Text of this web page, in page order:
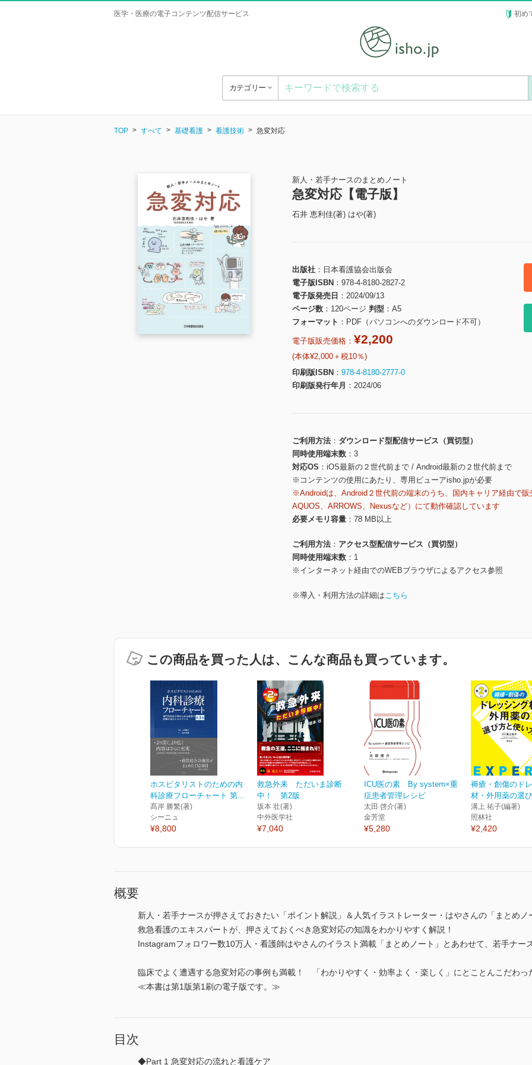
医学・医療の電子コンテンツ配信サービス 初め
カテゴリー
TOP すべて 基礎看護 看護技術 急変対応
新人・若手ナースのまとめノート
急変対応【電子版】
石井 恵利佳(著) はや(著)
出版社
日本看護協会出版会
電子版ISBN
978-4-8180-2827-2
電子版発売日
2024/09/13
ページ数
120ページ 判型
A5
フォーマット
PDF（パソコンへのダウンロード不可）
電子版販売価格： ¥2,200
(本体¥2,000＋税10％)
印刷版ISBN
978-4-8180-2777-0
印刷版発行年月
2024/06
ご利用方法
ダウンロード型配信サービス（買切型）
同時使用端末数
3
対応OS
iOS最新の２世代前まで / Android最新の２世代前まで
※コンテンツの使用にあたり、専用ビューアisho.jpが必要
※Androidは、Android２世代前の端末のうち、国内キャリア経由で
AQUOS、ARROWS、Nexusなど）にて動作確認しています
必要メモリ容量
78 MB以上
ご利用方法
アクセス型配信サービス（買切型）
同時使用端末数
1
※インターネット経由でのWEBブラウザによるアクセス参照
※導入・利用方法の詳細はこちら
この商品を買った人は、こんな商品も買っています。
ホスピタリストのための内
科診療フローチャート 第...
髙岸 勝繁(著)
シーニュ
¥8,800
救急外来 ただいま診断
中！ 第2版
坂本 壮(著)
中外医学社
¥7,040
ICU医の素 By system×重
症患者管理レシピ
太田 啓介(著)
金芳堂
¥5,280
褥瘡・創傷のド
材・外用薬の選
溝上 祐子(編著)
照林社
¥2,420
概要
新人・若手ナースが押さえておきたい「ポイント解説」＆人気イラストレーター・はやさんの「まとめ
救急看護のエキスパートが、押さえておくべき急変対応の知識をわかりやすく解説！
Instagramフォロワー数10万人・看護師はやさんのイラスト満載「まとめノート」とあわせて、若手ナー
臨床でよく遭遇する急変対応の事例も満載！ 「わかりやすく・効率よく・楽しく」にとことんこだわっ
≪本書は第1版第1刷の電子版です。≫
目次
◆Part 1 急変対応の流れと看護ケア